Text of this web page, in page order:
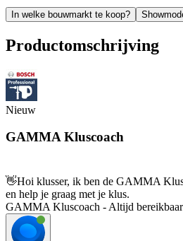
In welke bouwmarkt te koop?
Productomschrijving
Nieuw
GAMMA Kluscoach
👋Hoi klusser, ik ben de GAMMA
en help je graag met je klus.
GAMMA Kluscoach - Altijd bereikbaar